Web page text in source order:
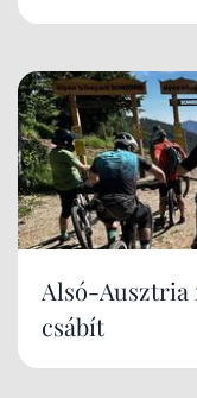
Alsó-Ausztria
csábít